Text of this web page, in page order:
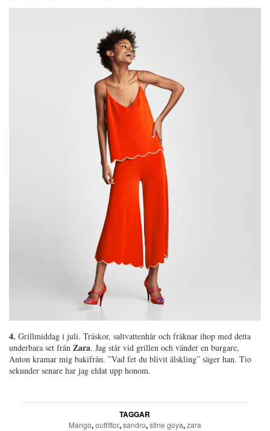
4. Grillmiddag i juli. Träskor, saltvattenhår och fräknar ihop med detta
underbara set från Zara. Jag står vid grillen och vänder en burgare,
Anton kramar mig bakifrån. ”Vad fet du blivit älskling” säger han. Tio
sekunder senare har jag eldat upp honom.
TAGGAR
Mango,outfittor,sandro,stine goya,zara